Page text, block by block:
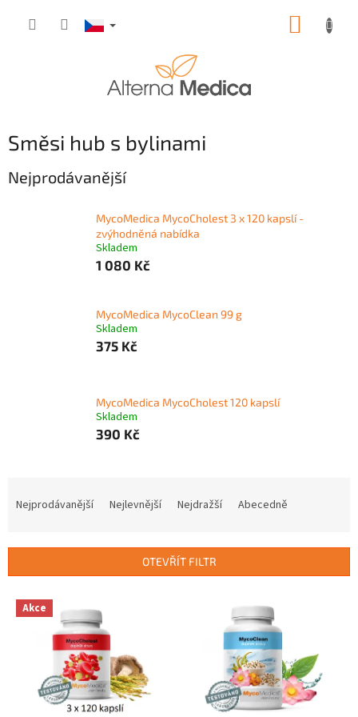
Směsi hub s bylinami
Nejprodávanější
MycoMedica MycoCholest 3 x 120 kapslí -
zvýhodněná nabídka
Skladem
1 080 Kč
MycoMedica MycoClean 99 g
Skladem
375 Kč
MycoMedica MycoCholest 120 kapslí
Skladem
390 Kč
í
Nejprodávanější Nejlevnější Nejdražší Abecedně
OTEVŘÍT FILTR
V Akce